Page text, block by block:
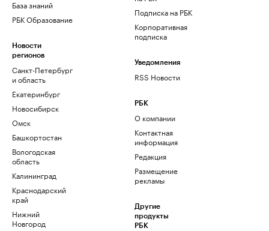
База знаний
РБК Образование
Новости
регионов
Санкт-Петербург
и область
Екатеринбург
Новосибирск
Омск
Башкортостан
Вологодская
область
Калининград
Краснодарский
край
Нижний
Новгород
Подписка на РБК
Корпоративная
подписка
Уведомления
RSS Новости
РБК
О компании
Контактная
информация
Редакция
Размещение
рекламы
Другие
продукты
РБК